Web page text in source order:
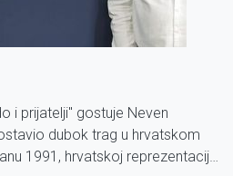
i prijatelji'' gostuje Neven
dubok trag u hrvatskom
1991, hrvatskoj reprezentaciji i